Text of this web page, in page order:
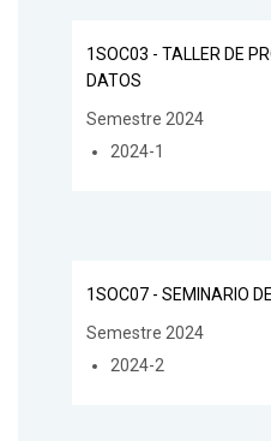
1SOC03 - TALLER DE
DATOS
Semestre 2024
2024-1
1SOC07 - SEMINARIO
Semestre 2024
2024-2